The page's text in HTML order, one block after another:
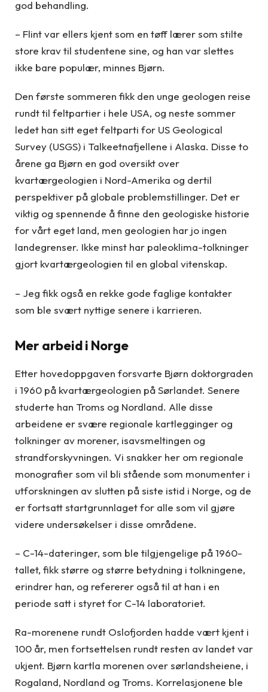
god behandling.
– Flint var ellers kjent som en tøff lærer som stilte
store krav til studentene sine, og han var slettes
ikke bare populær, minnes Bjørn.
Den første sommeren fikk den unge geologen reise
rundt til feltpartier i hele USA, og neste sommer
ledet han sitt eget feltparti for US Geological
Survey (USGS) i Talkeetnafjellene i Alaska. Disse to
årene ga Bjørn en god oversikt over
kvartærgeologien i Nord-Amerika og dertil
perspektiver på globale problemstillinger. Det er
viktig og spennende å finne den geologiske historie
for vårt eget land, men geologien har jo ingen
landegrenser. Ikke minst har paleoklima-tolkninger
gjort kvartærgeologien til en global vitenskap.
– Jeg fikk også en rekke gode faglige kontakter
som ble svært nyttige senere i karrieren.
Mer arbeid i Norge
Etter hovedoppgaven forsvarte Bjørn doktorgraden
i 1960 på kvartærgeologien på Sørlandet. Senere
studerte han Troms og Nordland. Alle disse
arbeidene er svære regionale kartlegginger og
tolkninger av morener, isavsmeltingen og
strandforskyvningen. Vi snakker her om regionale
monografier som vil bli stående som monumenter i
utforskningen av slutten på siste istid i Norge, og de
er fortsatt startgrunnlaget for alle som vil gjøre
videre undersøkelser i disse områdene.
– C-14-dateringer, som ble tilgjengelige på 1960-
tallet, fikk større og større betydning i tolkningene,
erindrer han, og refererer også til at han i en
periode satt i styret for C-14 laboratoriet.
Ra-morenene rundt Oslofjorden hadde vært kjent i
100 år, men fortsettelsen rundt resten av landet var
ukjent. Bjørn kartla morenen over sørlandsheiene, i
Rogaland, Nordland og Troms. Korrelasjonene ble